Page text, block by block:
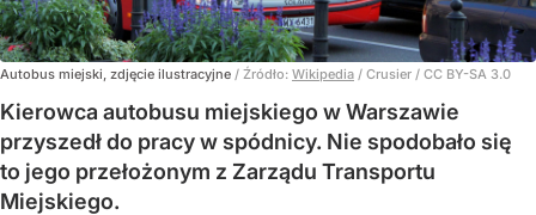
Autobus miejski, zdjęcie ilustracyjne / Źródło: Wikipedia / Crusier / CC BY-SA 3.0
Kierowca autobusu miejskiego w Warszawie
przyszedł do pracy w spódnicy. Nie spodobało się
to jego przełożonym z Zarządu Transportu
Miejskiego.